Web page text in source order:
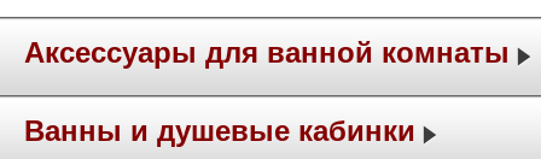
Аксессуары для ванной комнаты
Ванны и душевые кабинки